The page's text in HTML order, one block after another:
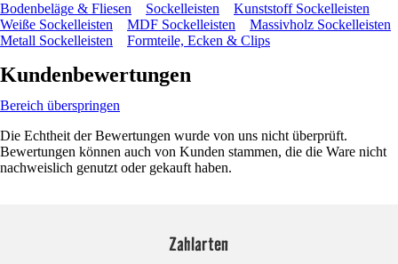
Bodenbeläge & Fliesen
Sockelleisten
Kunststoff Sockelleisten
Weiße Sockelleisten
MDF Sockelleisten
Massivholz Sockelleisten
Metall Sockelleisten
Formteile, Ecken & Clips
Kundenbewertungen
Bereich überspringen
Die Echtheit der Bewertungen wurde von uns nicht überprüft.
Bewertungen können auch von Kunden stammen, die die Ware nicht
nachweislich genutzt oder gekauft haben.
Zahlarten